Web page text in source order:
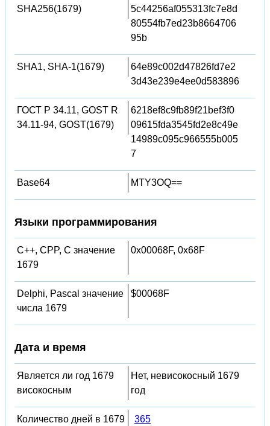
SHA256(1679)
5c44256af055313fc7e8d
80554fb7ed23b8664706
95b
SHA1, SHA-1(1679)
64e89c002d47826fd7e2
3d43e239e4ee0d583896
ГОСТ Р 34.11, GOST R
34.11-94, GOST(1679)
6218ef8c9fb89f21bef3f0
09615fda3545fd2e8c49e
14989c095c966555b005
7
Base64 MTY3OQ==
Языки программирования
C++, CPP, C значение
1679
0x00068F, 0x68F
Delphi, Pascal значение
числа 1679
$00068F
Дата и время
Является ли год 1679
високосным
Нет, невисокосный 1679
год
Количество дней в 1679
365